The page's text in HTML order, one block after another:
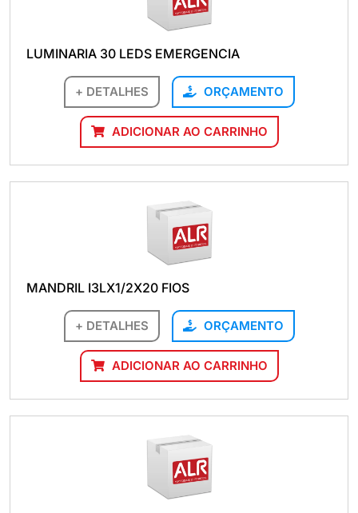
LUMINARIA 30 LEDS EMERGENCIA
+ DETALHES ORÇAMENTO
ADICIONAR AO CARRINHO
MANDRIL I3LX1/2X20 FIOS
+ DETALHES ORÇAMENTO
ADICIONAR AO CARRINHO